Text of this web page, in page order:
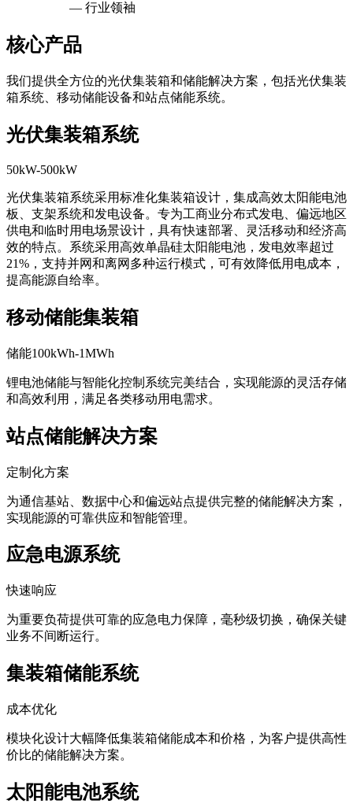
— 行业领袖
核心产品
我们提供全方位的光伏集装箱和储能解决方案，包括光伏集装
箱系统、移动储能设备和站点储能系统。
光伏集装箱系统
50kW-500kW
光伏集装箱系统采用标准化集装箱设计，集成高效太阳能电池
板、支架系统和发电设备。专为工商业分布式发电、偏远地区
供电和临时用电场景设计，具有快速部署、灵活移动和经济高
效的特点。系统采用高效单晶硅太阳能电池，发电效率超过
21%，支持并网和离网多种运行模式，可有效降低用电成本，
提高能源自给率。
移动储能集装箱
储能100kWh-1MWh
锂电池储能与智能化控制系统完美结合，实现能源的灵活存储
和高效利用，满足各类移动用电需求。
站点储能解决方案
定制化方案
为通信基站、数据中心和偏远站点提供完整的储能解决方案，
实现能源的可靠供应和智能管理。
应急电源系统
快速响应
为重要负荷提供可靠的应急电力保障，毫秒级切换，确保关键
业务不间断运行。
集装箱储能系统
成本优化
模块化设计大幅降低集装箱储能成本和价格，为客户提供高性
价比的储能解决方案。
太阳能电池系统